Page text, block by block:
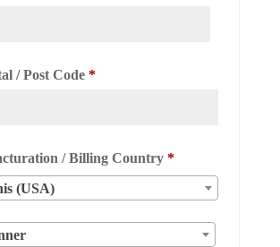
/ Post Code *
/ Billing Country *
(USA)